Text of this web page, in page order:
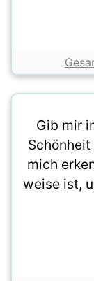
Gib mir
mich
weise ist,